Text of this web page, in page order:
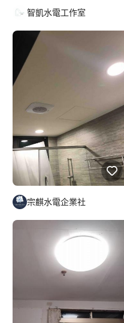
智凱水電工作室
宗麒水電企業社